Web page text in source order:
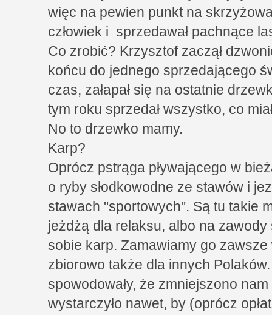
więc na pewien punkt na
człowiek i sprzedawał pachnące
Co zrobić? Krzysztof zaczął
końcu do jednego sprzedającego
czas, załapał się na ostatnie
tym roku sprzedał wszystko, co
No to drzewko mamy.
Karp?
Oprócz pstrąga pływającego w
o ryby słodkowodne ze stawów i
stawach "sportowych". Są tu takie
jeżdżą dla relaksu, albo na zawody
sobie karp. Zamawiamy go
zbiorowo także dla innych
spowodowały, że zmniejszono
wystarczyło nawet, by (oprócz